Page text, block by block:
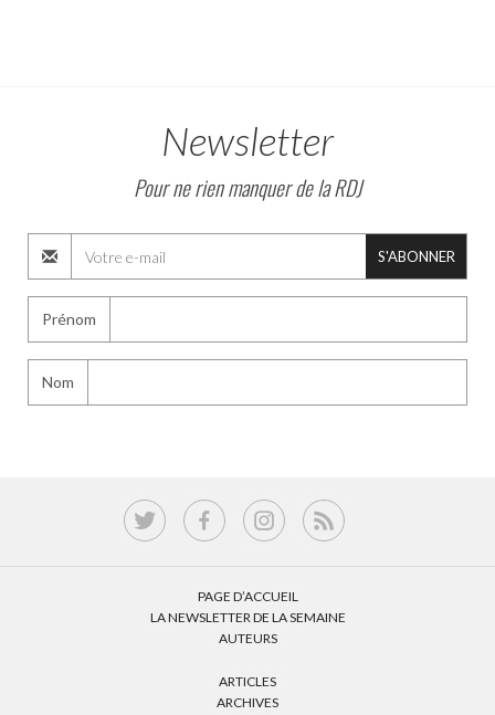
Newsletter
Pour ne rien manquer de la RDJ
S'ABONNER
Prénom
Nom
PAGE D’ACCUEIL
LA NEWSLETTER DE LA SEMAINE
AUTEURS
ARTICLES
ARCHIVES